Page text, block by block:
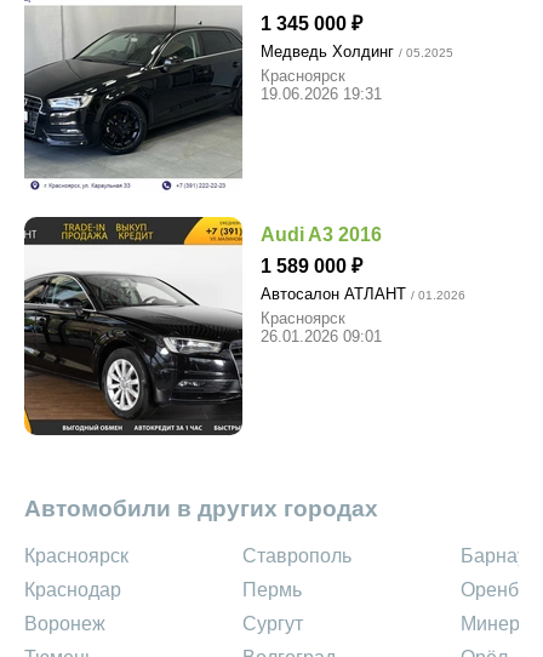
1 345 000
Медведь Холдинг / 05.2025
Красноярск
19.06.2026 19:31
Audi A3 2016
1 589 000
Автосалон АТЛАНТ / 01.2026
Красноярск
26.01.2026 09:01
Автомобили в других городах
Красноярск
Краснодар
Воронеж
Ставрополь
Пермь
Сургут
Барнаул